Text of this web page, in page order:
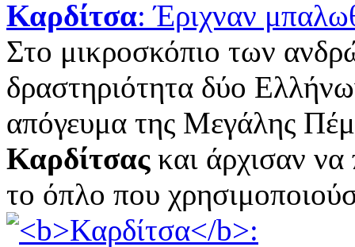
Καρδίτσα: Έριχναν
Στο μικροσκόπιο των
δραστηριότητα δύο
απόγευμα της Μεγάλης
Καρδίτσαςκαι άρχισαν
το όπλο που